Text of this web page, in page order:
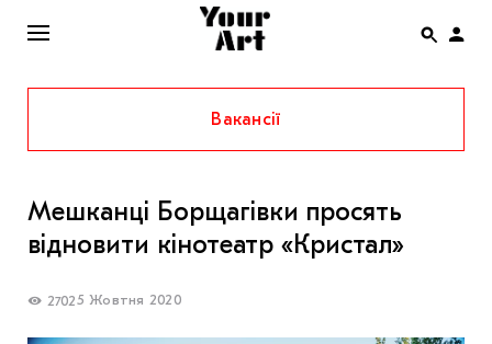
ENG
НОВИНИ
АФІША
ІНТЕРВ’Ю
Вакансії
Мешканці Борщагівки просять
відновити кінотеатр «Кристал»
27025 Жовтня 2020